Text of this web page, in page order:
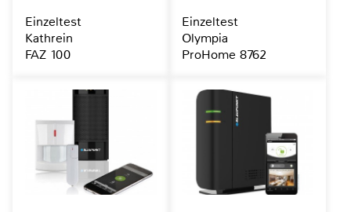
Einzeltest
Kathrein
FAZ 100
Einzeltest
Olympia
ProHome 8762